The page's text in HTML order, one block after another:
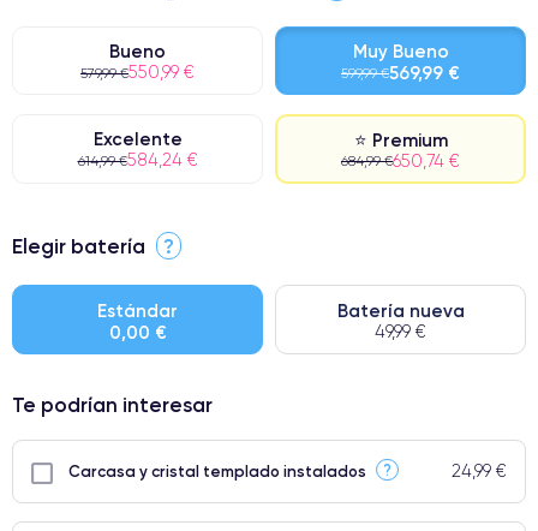
Bueno
579,99 €550,99 €
Muy Bueno
599,99 €569,99 €
Excelente
614,99 €584,24 €
⭐ Premium
684,99 €650,74 €
⭐ Premium
● Batería: uso intensivo.
● Solo el 5% de nuestros teléfonos tienen una categoría Premium.
Elegir batería ?
Estándar
0,00 €
Batería nueva
49,99 €
Te podrían interesar
Carcasa y cristal templado instalados ? 24,99 €